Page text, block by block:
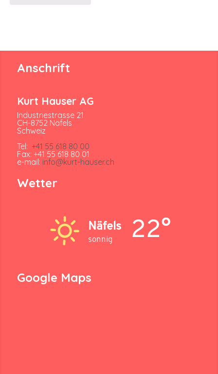
Anschrift
Kurt Hauser AG
Industriestrasse 21
CH-8752 Näfels
Schweiz
Tel: +41 55 618 80 00
Fax: +41 55 618 80 01
e-mail: info@kurt-hauser.ch
Wetter
Näfels
sonnig 22°
Google Maps